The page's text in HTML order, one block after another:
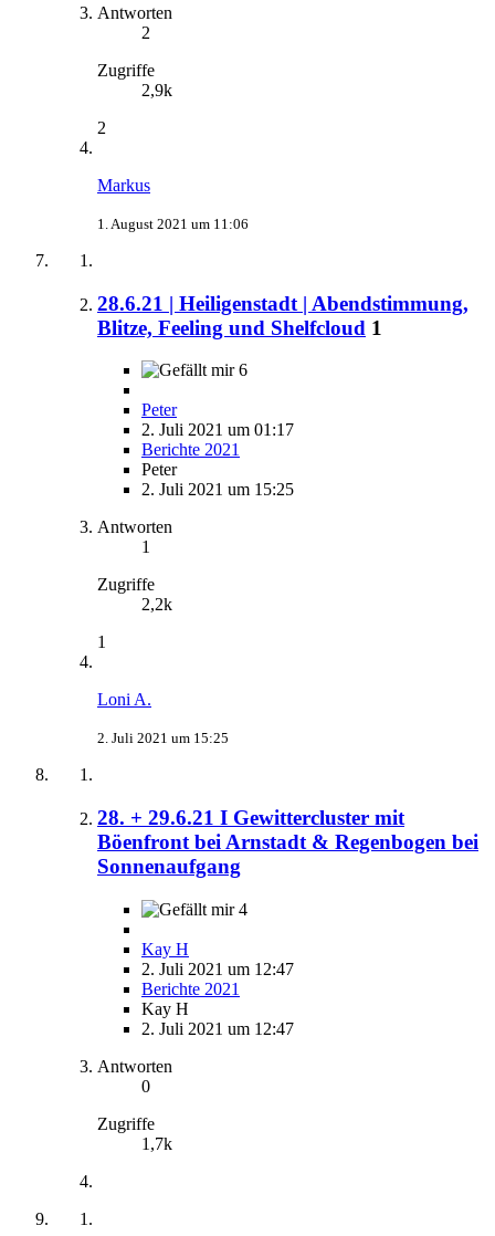
Antworten
2
Zugriffe
2,9k
2
Markus
1. August 2021 um 11:06
28.6.21 | Heiligenstadt | Abendstimmung,
Blitze, Feeling und Shelfcloud 1
6
Peter
2. Juli 2021 um 01:17
Berichte 2021
Peter
2. Juli 2021 um 15:25
Antworten
1
Zugriffe
2,2k
1
Loni A.
2. Juli 2021 um 15:25
28. + 29.6.21 I Gewittercluster mit
Böenfront bei Arnstadt & Regenbogen bei
Sonnenaufgang
4
Kay H
2. Juli 2021 um 12:47
Berichte 2021
Kay H
2. Juli 2021 um 12:47
Antworten
0
Zugriffe
1,7k